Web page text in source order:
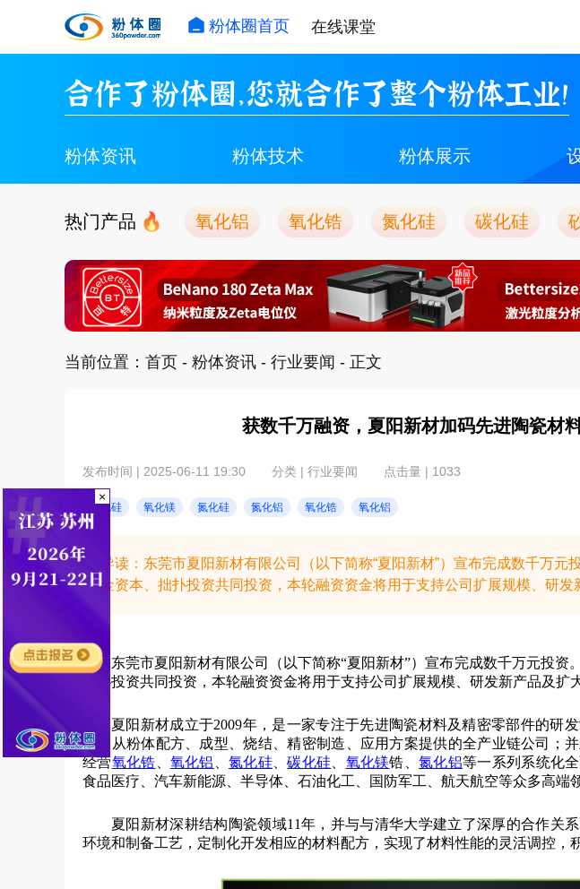
粉体圈首页 在线课堂
合作了粉体圈，您就合作了整个粉体工业！
粉体资讯 粉体技术 粉体展示
热门产品 氧化铝 氧化锆 氮化硅 碳化硅
当前位置： 首页 - 粉体资讯 - 行业要闻 - 正文
获数千万融资，夏阳新材加码先进陶瓷材
发布时间 | 2025-06-11 19:30 分类 | 行业要闻 点击量 | 1033
碳化硅 氧化镁 氮化硅 氮化铝 氧化锆 氧化铝
导读：东莞市夏阳新材有限公司（以下简称“夏阳新材”）宣布完成数千万元
金资本、拙扑投资共同投资，本轮融资资金将用于支持公司扩展规模、研发
东莞市夏阳新材有限公司（以下简称“夏阳新材”）宣布完成数千万元投资
拙扑投资共同投资，本轮融资资金将用于支持公司扩展规模、研发新产品及扩
夏阳新材成立于2009年，是一家专注于先进陶瓷材料及精密零部件的研
有的从粉体配方、成型、烧结、精密制造、应用方案提供的全产业链公司；
经营氧化锆 氧化铝 、氮化硅 、碳化硅 氧化镁锆、氮化铝等一系列系统化
食品医疗、汽车新能源、半导体、石油化工、国防军工、航天航空等众多高端
夏阳新材深耕结构陶瓷领域11年，并与与清华大学建立了深厚的合作关
环境和制备工艺，定制化开发相应的材料配方，实现了材料性能的灵活调控，
×